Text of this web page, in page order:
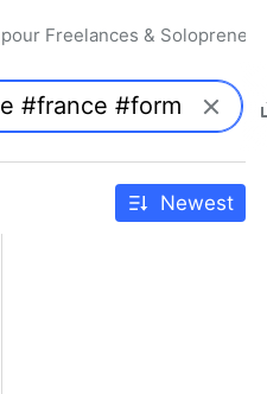
Freelances &
Newest